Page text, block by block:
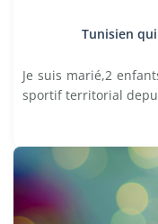
Tunisien
Je suis marié,2
sportif territorial